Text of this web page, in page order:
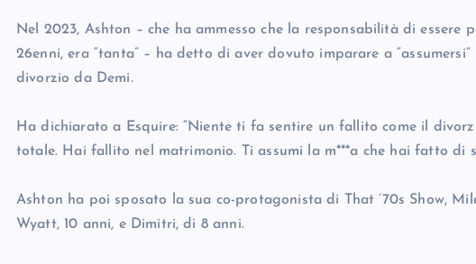
Nel 2023, Ashton – che ha ammesso che la responsabilità di essere
26enni, era “tanta” – ha detto di aver dovuto imparare a
divorzio da Demi.
Ha dichiarato a Esquire: “Niente ti fa sentire un fallito come il
totale. Hai fallito nel matrimonio. Ti assumi la m***a che hai fatto di
Ashton ha poi sposato la sua co-protagonista di That ’70s Show,
Wyatt, 10 anni, e Dimitri, di 8 anni.